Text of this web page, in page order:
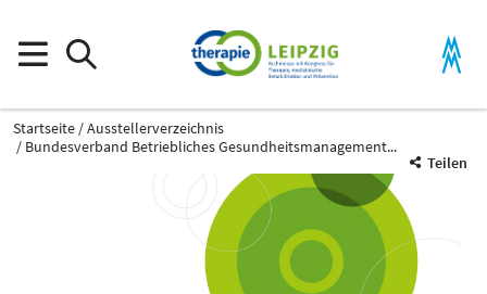
Startseite
Ausstellerverzeichnis
Bundesverband Betriebliches Gesundheitsmanagement...
Teilen